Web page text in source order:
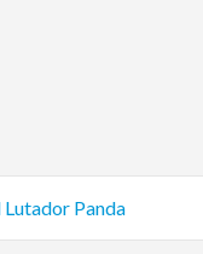
Panda